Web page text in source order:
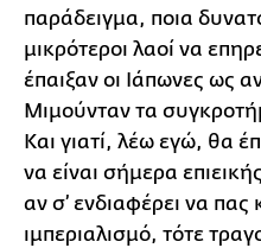
παράδειγμα, ποια
μικρότεροι λαοί να
έπαιξαν οι Ιάπωνες ως
Μιμούνταν τα
Και γιατί, λέω εγώ, θα
να είναι σήμερα
αν σ’ ενδιαφέρει να
ιμπεριαλισμό, τότε